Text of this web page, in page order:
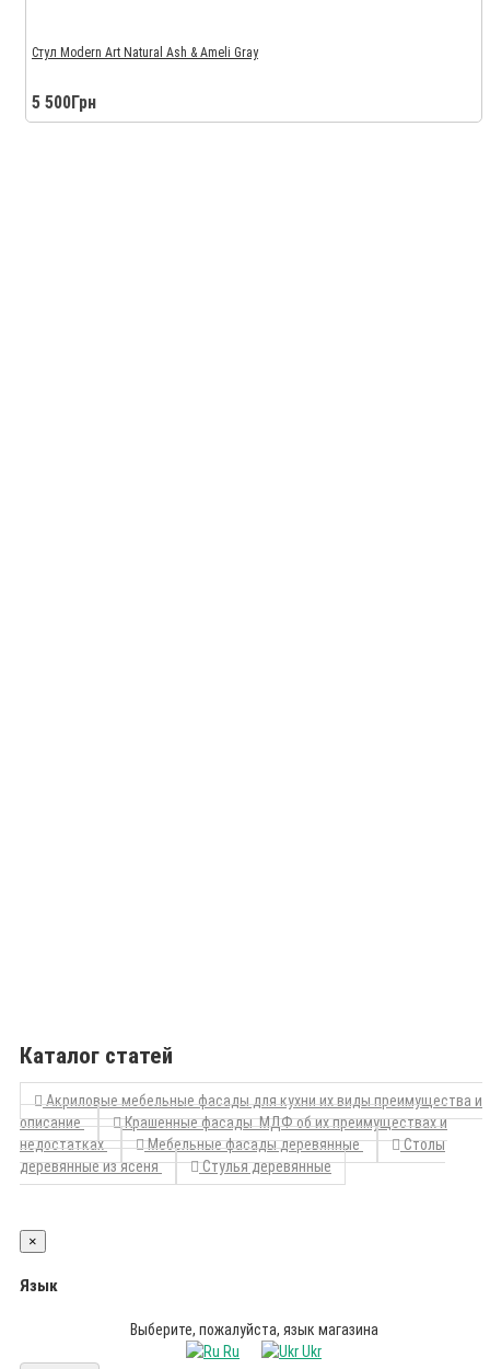
Стул Modern Art Natural Ash & Ameli Gray
5 500Грн
Каталог статей
Акриловые мебельные фасады для кухни их виды преимущества и
описание
Крашенные фасады МДФ об их преимуществах и
недостатках
Мебельные фасады деревянные
Столы
деревянные из ясеня
Стулья деревянные
×
Язык
Выберите, пожалуйста, язык магазина
Ru
Ukr